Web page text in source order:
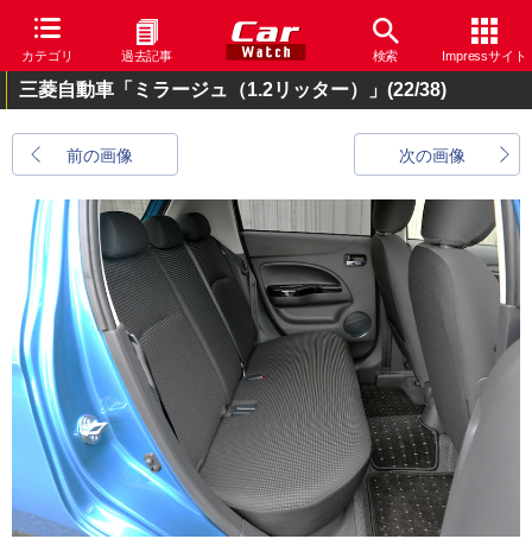
カテゴリ 過去記事 検索 Impressサイト
三菱自動車「ミラージュ（1.2リッター）」 (22/38)
前の画像 次の画像